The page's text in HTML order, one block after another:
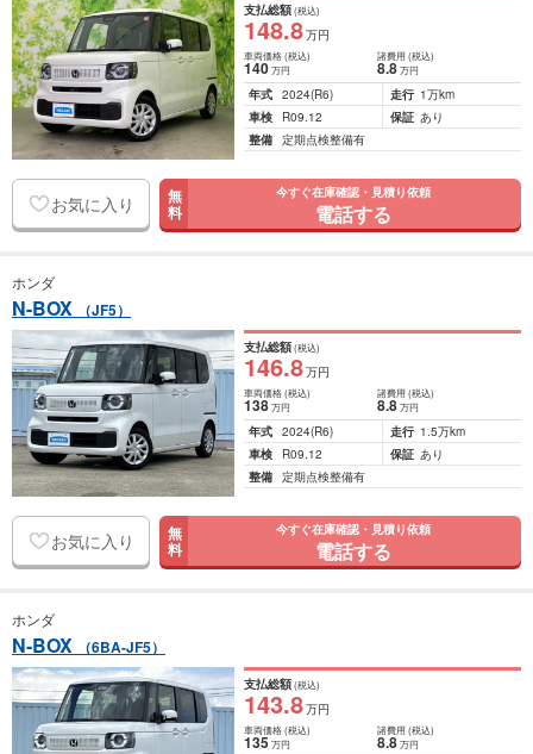
支払総額(税込)
148.8万円
車両価格(税込)
140万円
諸費用 (税込)
8.8 万円
年式 2024(R6) 走行 1万km
車検
R09.12 保証 あり
整備 定期点検整備有
お気に入り 無
料
今すぐ在庫確認・見積り依頼
電話する
ホンダ
N-BOX （JF5）
支払総額(税込)
146.8万円
車両価格(税込)
138万円
諸費用 (税込)
8.8 万円
年式 2024(R6) 走行 1.5万km
車検
R09.12 保証 あり
整備 定期点検整備有
お気に入り 無
料
今すぐ在庫確認・見積り依頼
電話する
ホンダ
N-BOX （6BA-JF5）
支払総額(税込)
143.8万円
車両価格(税込)
135万円
諸費用 (税込)
8.8 万円